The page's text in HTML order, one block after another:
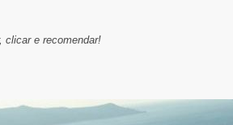
clicar e recomendar!